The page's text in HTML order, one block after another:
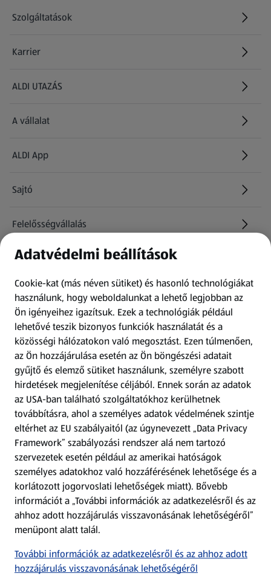
Szolgáltatások
Karrier
(új oldalon nyílik meg)
ALDI UTAZÁS
(új oldalon nyílik meg)
A vállalat
ALDI App
Sajtó
Felelősségvállalás
Információk
Kérdőív
Fizetési lehetőségek
ALDI utalványok
Árcsökkentés
Adattörlő alkalmazás
Szervizpont
(új oldalon nyílik meg)
Fedezz fel minket az interneten!
Töltsd le az ALDI Magyarország applikációt!
Adatvédelmi beállítások
Cookie-kat (más néven sütiket) és hasonló technológiákat
használunk, hogy weboldalunkat a lehető legjobban az
Ön igényeihez igazítsuk. Ezek a technológiák például
lehetővé teszik bizonyos funkciók használatát és a
közösségi hálózatokon való megosztást. Ezen túlmenően,
az Ön hozzájárulása esetén az Ön böngészési adatait
gyűjtő és elemző sütiket használunk, személyre szabott
hirdetések megjelenítése céljából. Ennek során az adatok
az USA-ban található szolgáltatókhoz kerülhetnek
továbbításra, ahol a személyes adatok védelmének szintje
eltérhet az EU szabályaitól (az úgynevezett „Data Privacy
Framework” szabályozási rendszer alá nem tartozó
szervezetek esetén például az amerikai hatóságok
személyes adatokhoz való hozzáférésének lehetősége és a
korlátozott jogorvoslati lehetőségek miatt). Bővebb
információt a „További információk az adatkezelésről és az
ahhoz adott hozzájárulás visszavonásának lehetőségéről”
menüpont alatt talál.
További információk az adatkezelésről és az ahhoz adott
hozzájárulás visszavonásának lehetőségéről